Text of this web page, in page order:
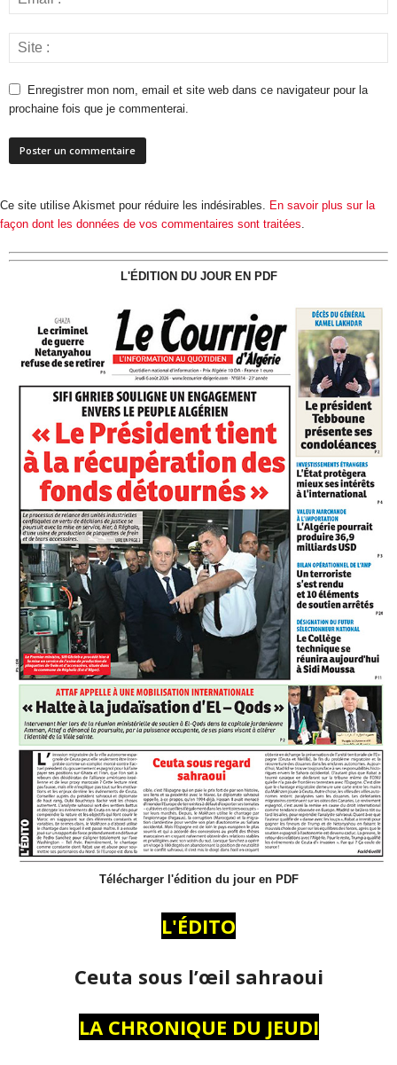
Enregistrer mon nom, email et site web dans ce navigateur pour la
prochaine fois que je commenterai.
Ce site utilise Akismet pour réduire les indésirables. En savoir plus sur la
façon dont les données de vos commentaires sont traitées.
L'ÉDITION DU JOUR EN PDF
Télécharger l'édition du jour en PDF
L'ÉDITO
Ceuta sous l’œil sahraoui
LA CHRONIQUE DU JEUDI